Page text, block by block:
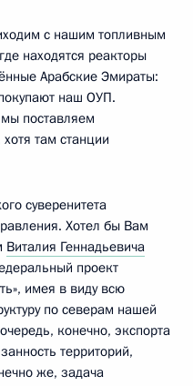
с нашим топливным
находятся реакторы
Арабские Эмираты:
наш ОУП.
поставляем
там станции
суверенитета
Хотел бы Вам
Виталия Геннадьевича
проект
имея в виду всю
по северам нашей
конечно, экспорта
территорий,
же, задача